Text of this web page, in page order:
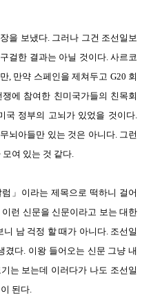
을 보냈다. 그러나 그건 조선일보
걸한 결과는 아닐 것이다. 사르코
, 만약 스페인을 제쳐두고 G20 회
에 참여한 친미국가들의 친목회
국 정부의 고뇌가 있었을 것이다.
뇌아들만 있는 것은 아니다. 그런
여 있는 것 같다.
」이라는 제목으로 떡하니 걸어
런 신문을 신문이라고 보는 대한
남 걱정 할 때가 아니다. 조선일
겼다. 이왕 들어오는 신문 그냥 내
는 보는데 이러다가 나도 조선일
된다.